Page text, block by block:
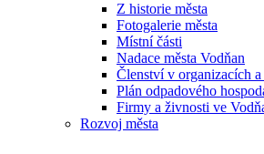
Z historie města
Fotogalerie města
Místní části
Nadace města Vodňan
Členství v organizacích a
Plán odpadového
Firmy a živnosti ve
Rozvoj města